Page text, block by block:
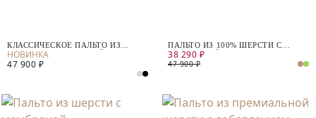
КЛАССИЧЕСКОЕ ПАЛЬТО ИЗ
ШЕРСТИ С МЕМБРАНОЙ
47 900 ₽
ПАЛЬТО ИЗ 100% ШЕРСТИ С
МЕМБРАНОЙ
38 290 ₽
47 900 ₽